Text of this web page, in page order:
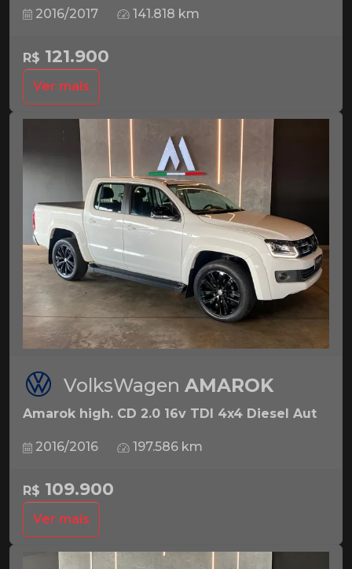
2016/2017 141.818 km
R$ 121.900
Ver mais
VolksWagen AMAROK
Amarok high. CD 2.0 16v TDI 4x4 Diesel Aut
2016/2016 197.586 km
R$ 109.900
Ver mais